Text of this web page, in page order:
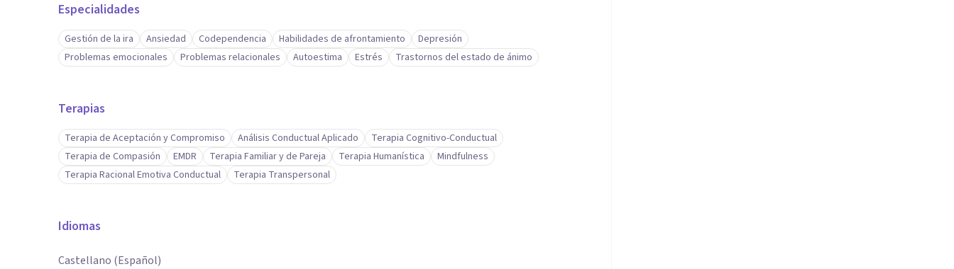
Especialidades
Gestión de la ira Ansiedad Codependencia Habilidades de afrontamiento
Depresión
Problemas emocionales
Problemas relacionales Autoestima Estrés Trastornos del estado de ánimo
Terapias
Terapia de Aceptación y Compromiso Análisis Conductual Aplicado
Terapia Cognitivo-Conductual
Terapia de Compasión
EMDR Terapia Familiar y de Pareja Terapia Humanística
Mindfulness
Terapia Racional Emotiva Conductual
Terapia Transpersonal
Idiomas
Castellano (Español)